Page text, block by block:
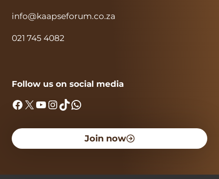
info@kaapseforum.co.za
021 745 4082
Follow us on social media
Facebook
X YouTube
Instagram
TikTok
WhatsApp
Join now